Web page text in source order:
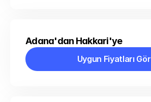
Adana'dan Hakkari'ye
Uygun Fiyatları Gör
Uygun Fiyatları Gör